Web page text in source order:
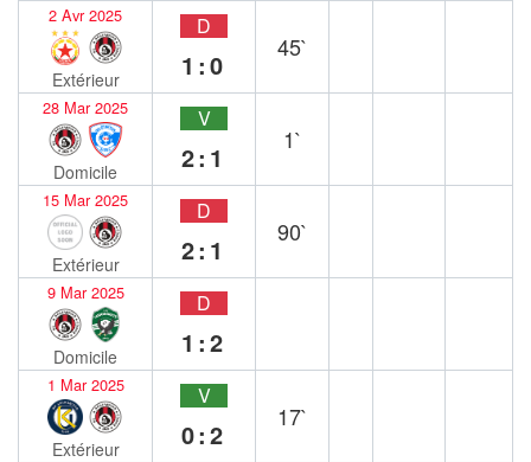
2 Avr 2025
Extérieur
D
1:0
45`
28 Mar 2025
Domicile
V
2:1
1`
15 Mar 2025
Extérieur
D
2:1
90`
9 Mar 2025
Domicile
D
1:2
1 Mar 2025
Extérieur
V
0:2
17`